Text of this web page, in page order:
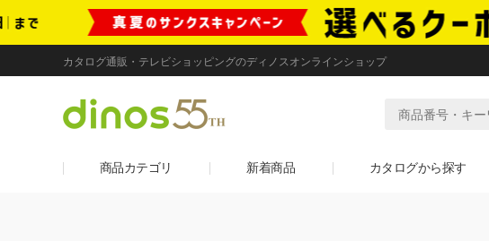
カタログ通販・テレビショッピングのディノスオンラインショップ
商品カテゴリ 新着商品 カタログから探す